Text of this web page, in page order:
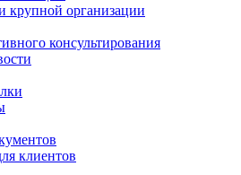
крупной организации
консультирования
клиентов